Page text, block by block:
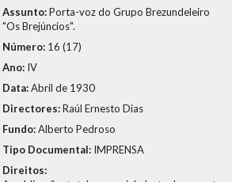
Assunto:Porta-voz do Grupo Brezundeleiro
"Os Brejúncios".
Número: 16 (17)
Ano: IV
Data:Abril de 1930
Directores:Raúl Ernesto Dias
Fundo:Alberto Pedroso
Tipo Documental: IMPRENSA
Direitos: